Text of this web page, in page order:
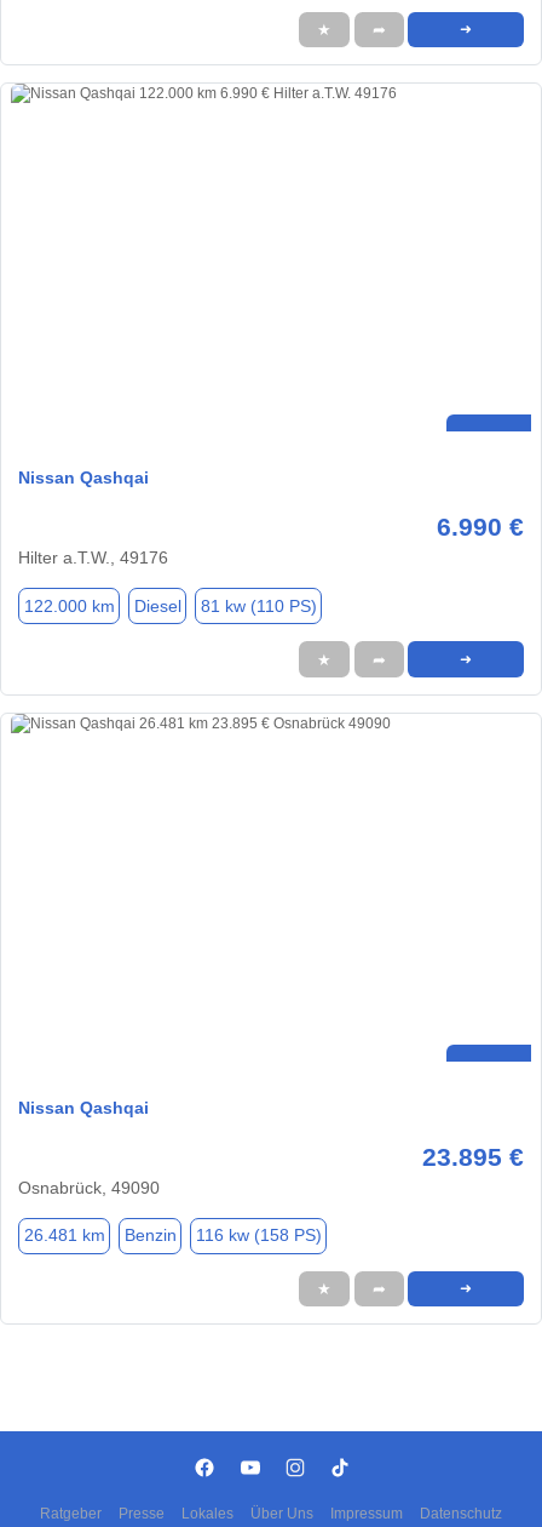
★ ➦ ➜
Nissan Qashqai
6.990 €
Hilter a.T.W., 49176
122.000 km Diesel 81 kw (110 PS)
★ ➦ ➜
Nissan Qashqai
23.895 €
Osnabrück, 49090
26.481 km Benzin 116 kw (158 PS)
★ ➦ ➜
Ratgeber Presse Lokales Über Uns Impressum Datenschutz